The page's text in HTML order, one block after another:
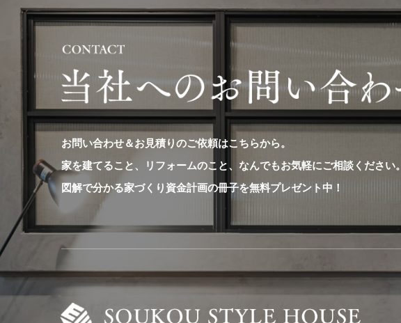
お問い合わせ＆お見積りのご依頼はこちらから。
家を建てること、リフォームのこと、なんでもお気軽にご相談ください。
図解で分かる家づくり資金計画の冊子を無料プレゼント中！